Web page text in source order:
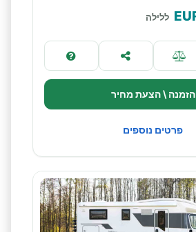
ללילה
הזמנה \ הצעת מחיר
פרטים נוספים